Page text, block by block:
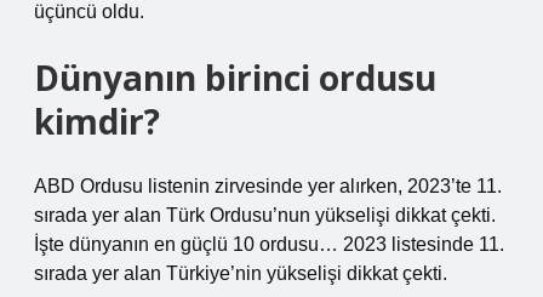
üçüncü oldu.
Dünyanın birinci ordusu
kimdir?
ABD Ordusu listenin zirvesinde yer alırken, 2023’te 11.
sırada yer alan Türk Ordusu’nun yükselişi dikkat çekti.
İşte dünyanın en güçlü 10 ordusu… 2023 listesinde 11.
sırada yer alan Türkiye’nin yükselişi dikkat çekti.